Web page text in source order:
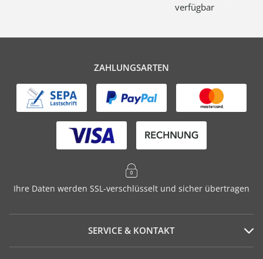
verfügbar
ZAHLUNGSARTEN
Ihre Daten werden SSL-verschlüsselt und sicher übertragen
SERVICE & KONTAKT